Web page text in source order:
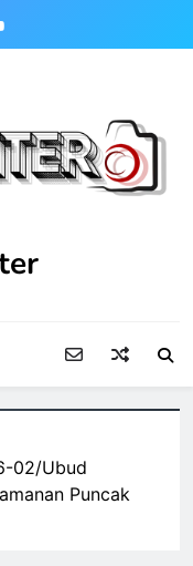
02/Ubud
Puncak